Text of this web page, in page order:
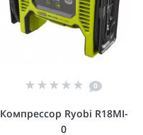
0
Компрессор Ryobi R18MI-
0